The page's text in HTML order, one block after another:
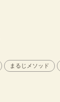
まるじメソッド